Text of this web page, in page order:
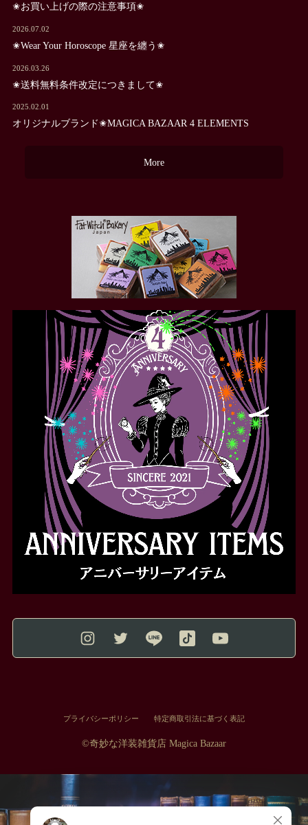
✬お買い上げの際の注意事項✬
2026.07.02
✬Wear Your Horoscope 星座を纏う✬
2026.03.26
✬送料無料条件改定につきまして✬
2025.02.01
オリジナルブランド✬MAGICA BAZAAR 4 ELEMENTS
More
プライバシーポリシー 特定商取引法に基づく表記
©︎奇妙な洋装雑貨店 Magica Bazaar